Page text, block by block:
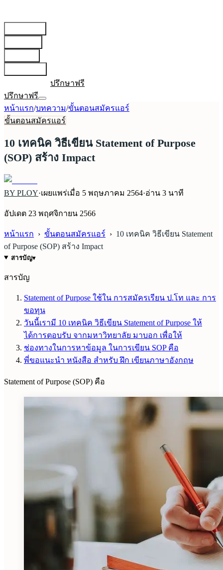
ปรึกษาฟรี
ปรึกษาฟรี
หน้าแรก/บทความ/ขั้นตอนสมัครแอร์
ขั้นตอนสมัครแอร์
10 เทคนิค วิธีเขียน Statement of Purpose
(SOP) สร้าง Impact
BY PLOY·เผยแพร่เมื่อ 5 พฤษภาคม 2564·อ่าน 3 นาที
อัปเดต 23 พฤศจิกายน 2566
หน้าแรก › ขั้นตอนสมัครแอร์ › 10 เทคนิค วิธีเขียน Statement
of Purpose (SOP) สร้าง Impact
สารบัญ▾
สารบัญ
Statement of Purpose ใช้ใน การสมัครเรียน ป.โท และ การ
ขอทุน
วันนี้เรามี 10 เทคนิค วิธีเขียน Statement of Purpose ให้
ได้การตอบรับ จากมหาวิทยาลัย มาบอก เพื่อให้
ช่องทางในการหาข้อมูล ในการเขียน SOP คือ
พี่ขอแนะนำ หนังสือ สำหรับ ฝึก เขียนภาษาอังกฤษ
Statement of Purpose (SOP) คือ